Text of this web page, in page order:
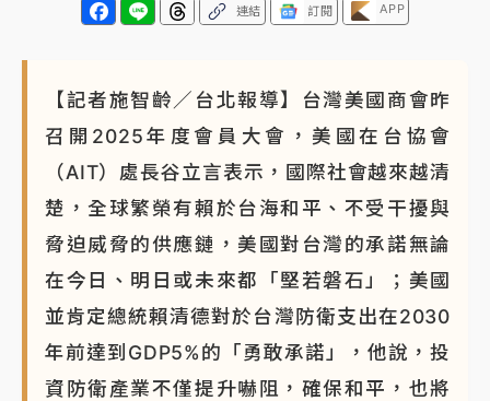
連結 訂閱 APP
【記者施智齡／台北報導】台灣美國商會昨
召開2025年度會員大會，美國在台協會
（AIT）處長谷立言表示，國際社會越來越清
楚，全球繁榮有賴於台海和平、不受干擾與
脅迫威脅的供應鏈，美國對台灣的承諾無論
在今日、明日或未來都「堅若磐石」；美國
並肯定總統賴清德對於台灣防衛支出在2030
年前達到GDP5%的「勇敢承諾」，他說，投
資防衛產業不僅提升嚇阻，確保和平，也將